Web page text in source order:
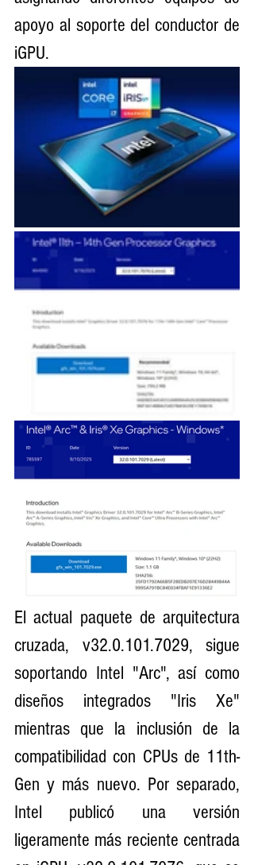
apoyo al soporte del conductor de
iGPU.
El actual paquete de arquitectura
cruzada, v32.0.101.7029, sigue
soportando Intel "Arc", así como
diseños integrados "Iris Xe"
mientras que la inclusión de la
compatibilidad con CPUs de 11th-
Gen y más nuevo. Por separado,
Intel publicó una versión
ligeramente más reciente centrada